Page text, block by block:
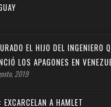
EL HIJO DEL INGENIERO
LOS APAGONES EN
2019
EXCARCELAN A HAMLET